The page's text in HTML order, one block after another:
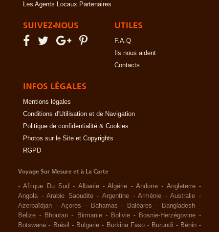
Les Agents Locaux Partenaires
SUIVEZ-NOUS UTILES
F.A.Q
Ils nous aident
Contacts
INFOS LÉGALES
Mentions légales
Conditions d'Utilisation et de Navigation
Politique de confidentialité & Cookies
Photos sur le Site et Copyrights
RGPD
Voyage Sur Mesure et à La Carte
-Afrique Du Sud - Albanie -Algérie -Andorre - Angleterre -
Angola -Arabie Saoudite -Argentine -Arménie -Australie -
Azerbaïdjan - Açores - Bahamas - Baléares - Bangladesh -
Belize - Bhoutan - Birmanie - Bolivie - Bosnie-Herzégovine -
Botswana - Brésil - Bulgarie - Burkina Faso - Burundi - Bénin -